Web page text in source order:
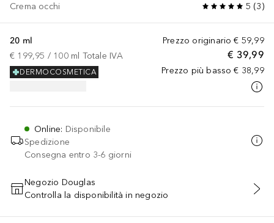
Crema occhi 5 (3)
Prezzo originario € 59,99
€ 39,99
Prezzo più basso € 38,99
20 ml
€ 199,95 / 100 ml Totale IVA
DERMOCOSMETICA
Online: Disponibile
Spedizione
Consegna entro 3-6 giorni
AGGIUNGI AL CARRELLO
Negozio Douglas
Controlla la disponibilità in negozio